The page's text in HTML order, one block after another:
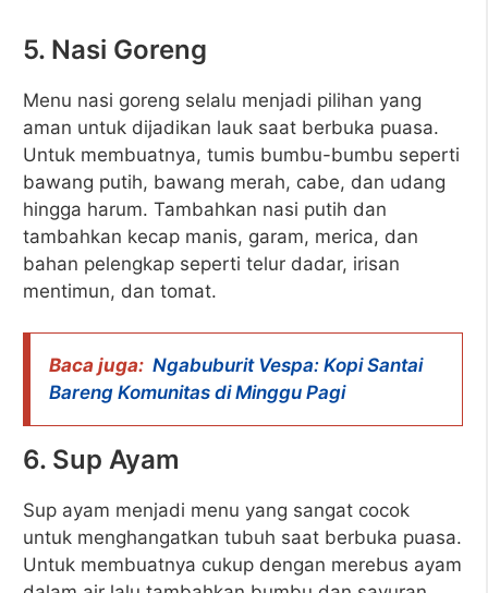
5. Nasi Goreng
Menu nasi goreng selalu menjadi pilihan yang
aman untuk dijadikan lauk saat berbuka puasa.
Untuk membuatnya, tumis bumbu-bumbu seperti
bawang putih, bawang merah, cabe, dan udang
hingga harum. Tambahkan nasi putih dan
tambahkan kecap manis, garam, merica, dan
bahan pelengkap seperti telur dadar, irisan
mentimun, dan tomat.
Baca juga: Ngabuburit Vespa: Kopi Santai
Bareng Komunitas di Minggu Pagi
6. Sup Ayam
Sup ayam menjadi menu yang sangat cocok
untuk menghangatkan tubuh saat berbuka puasa.
Untuk membuatnya cukup dengan merebus ayam